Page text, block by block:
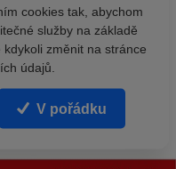
cookies tak, abychom
služby na základě
změnit na stránce
údajů.
V pořádku